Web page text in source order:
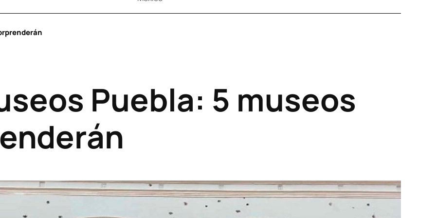
Puebla: 5 museos